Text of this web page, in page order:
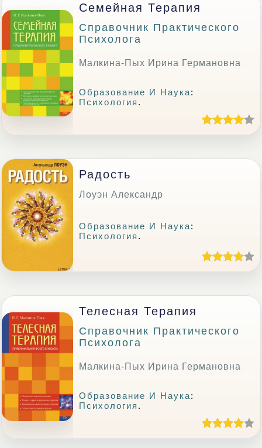
Семейная Терапия
Справочник Практического
Психолога
Малкина-Пых Ирина Германовна
Образование И Наука:
Психология .
Радость
Лоуэн Александр
Образование И Наука:
Психология .
Телесная Терапия
Справочник Практического
Психолога
Малкина-Пых Ирина Германовна
Образование И Наука:
Психология .